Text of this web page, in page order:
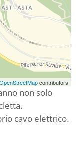
contributors
non solo
cavo elettrico.